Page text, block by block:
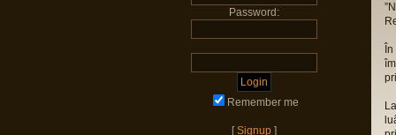
Password:
Remember me
[Signup]